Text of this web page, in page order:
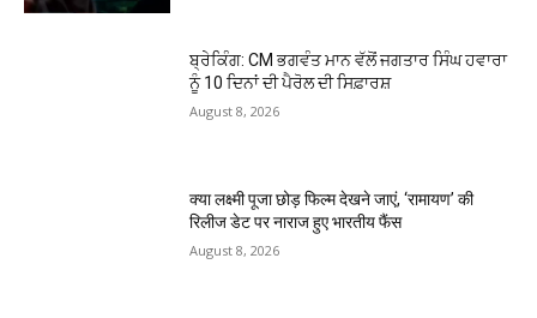
ਬ੍ਰੇਕਿੰਗ: CM ਭਗਵੰਤ ਮਾਨ ਵੱਲੋਂ ਜਗਤਾਰ ਸਿੰਘ ਹਵਾਰਾ
ਨੂੰ 10 ਦਿਨਾਂ ਦੀ ਪੈਰੋਲ ਦੀ ਸਿਫ਼ਾਰਸ਼
August 8, 2026
क्या लक्ष्मी पूजा छोड़ फिल्म देखने जाएं, ‘रामायण’ की
रिलीज डेट पर नाराज हुए भारतीय फैंस
August 8, 2026